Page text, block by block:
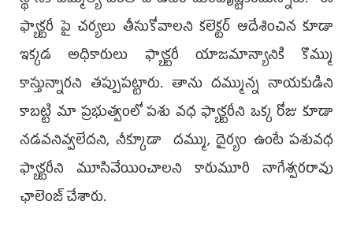
ఫ్యాక్టరీ పై చర్యలు తీసుకోవాలని కలెక్టర్ ఆదేశించిన కూడా
ఇక్కడ అధికారులు ఫ్యాక్టరీ యాజమాన్యానికి కొమ్ము
కాస్తున్నార‌ని త‌ప్పుప‌ట్టారు. తాను దమ్మున్న నాయ‌కుడిని
కాబ‌ట్టి మా ప్ర‌భుత్వంలో ప‌శు వ‌ధ‌ ఫ్యాక్టరీని ఒక్క రోజు కూడా
నడవనివ్వలేదని, నీక్కూడా దమ్ము, దైర్యం ఉంటే పశువధ
ఫ్యాక్టరీని మూసివేయించాల‌ని కారుమూరి నాగేశ్వ‌ర‌రావు
ఛాలెంజ్ చేశారు.